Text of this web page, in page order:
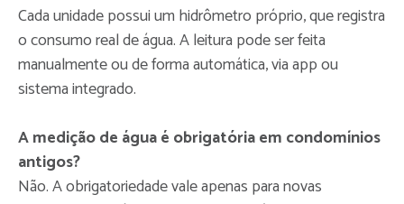
Cada unidade possui um hidrômetro próprio, que registra
o consumo real de água. A leitura pode ser feita
manualmente ou de forma automática, via app ou
sistema integrado.
A medição de água é obrigatória em condomínios
antigos?
Não. A obrigatoriedade vale apenas para novas